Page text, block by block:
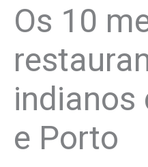
Os 10
indianos
e Porto